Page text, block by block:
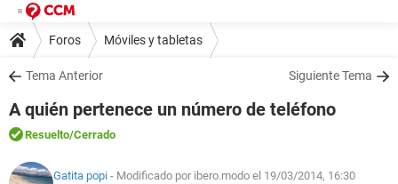
Foros Móviles y tabletas
Tema Anterior Siguiente Tema
A quién pertenece un número de teléfono
Resuelto/Cerrado
Gatita popi - Modificado por ibero.modo el 19/03/2014, 16:30